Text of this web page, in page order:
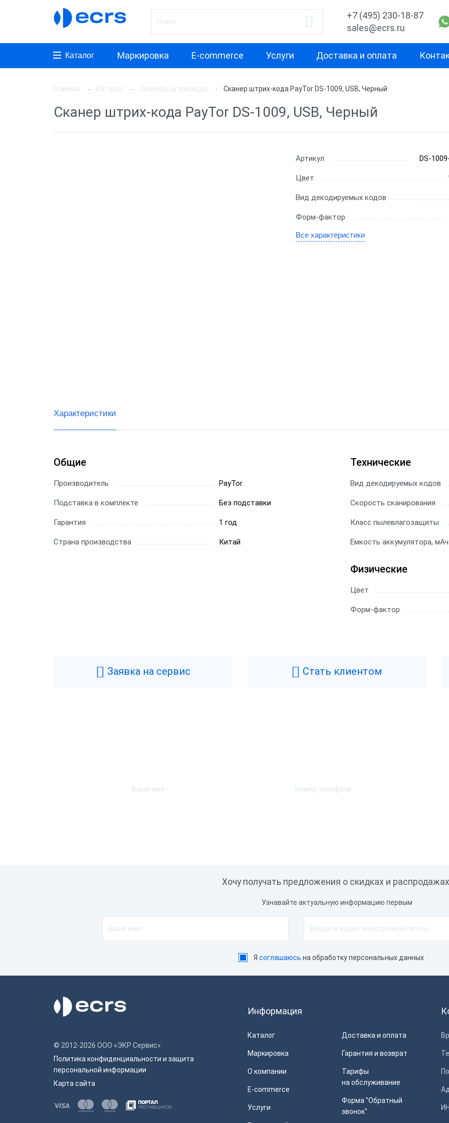
+7 (495) 230-18-87
sales@ecrs.ru
Каталог Маркировка E-commerce Услуги Доставка и оплата
Производитель
АТОЛ
Honeywell
Сканеры Честный Знак
Сканеры для 1С
Сканеры ЕГАИС
1D
Проводные сканеры
Ручные сканеры
Проводные
Главная Каталог Сканеры штрихкода Сканер штрих-кода PayTor DS-1009, USB, Черный
Сканер штрих-кода PayTor DS-1009, USB, Черный
Артикул DS-
Цвет
Вид декодируемых кодов
Форм-фактор
Все характеристики
Характеристики
Общие
Производитель PayTor
Подставка в комплекте Без подставки
Гарантия 1 год
Страна производства Китай
Технические
Вид декодируемых кодов
Скорость сканирования
Класс пылевлагозащиты
Емкость аккумулятора, мАч
Физические
Цвет
Форм-фактор
Заявка на сервис Стать клиентом
Хочу получать предложения о скидках и
Узнавайте актуальную информацию первым
Я соглашаюсь на обработку персональных данных
© 2012-2026 ООО «ЭКР Сервис»
Политика конфиденциальности и защита
персональной информации
Карта сайта
Информация
Каталог
Маркировка
О компании
E-commerce
Услуги
Доставка и оплата
Гарантия и возврат
Тарифы
на обслуживание
Форма "Обратный
звонок"